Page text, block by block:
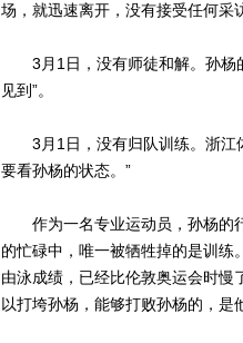
场，就迅速离开，没有接受任何采
3月1日，没有师徒和解。孙杨
见到”。
3月1日，没有归队训练。浙江
要看孙杨的状态。”
作为一名专业运动员，孙杨的行
的忙碌中，唯一被牺牲掉的是训练
由泳成绩，已经比伦敦奥运会时
以打垮孙杨，能够打败孙杨的，是